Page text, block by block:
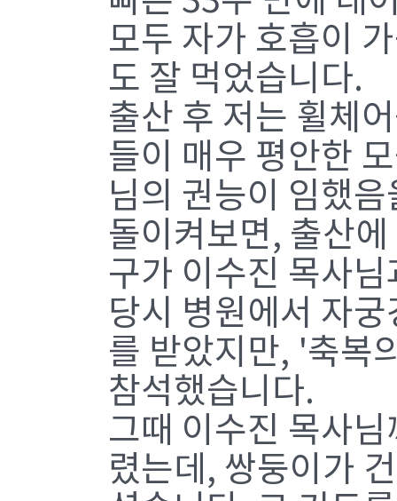
모두 자가 호흡이
도 잘 먹었습니다.
출산 후 저는 휠체
들이 매우 평안한
님의 권능이 임했
돌이켜보면, 출산
구가 이수진 목사
당시 병원에서 자
를 받았지만, '축복
참석했습니다.
그때 이수진 목사
렸는데, 쌍둥이가